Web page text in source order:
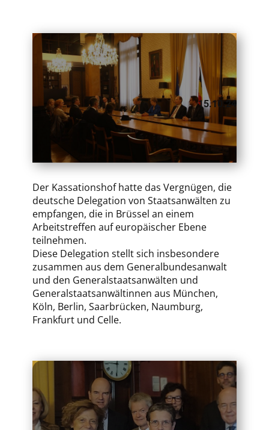
​15.10.24
Der Kassationshof hatte das Vergnügen, die
deutsche Delegation von Staatsanwälten zu
empfangen, die in Brüssel an einem
Arbeitstreffen auf europäischer Ebene
teilnehmen.
Diese Delegation stellt sich insbesondere
zusammen aus dem Generalbundesanwalt
und den Generalstaatsanwälten und
Generalstaatsanwältinnen aus München,
Köln, Berlin, Saarbrücken, Naumburg,
Frankfurt und Celle.